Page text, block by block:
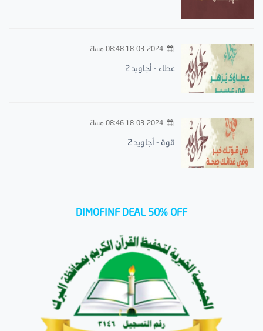
18-03-2024 08:48 مساءً
عطاء - أجاويد 2
18-03-2024 08:46 مساءً
قوة - أجاويد 2
DIMOFINF DEAL 50% OFF